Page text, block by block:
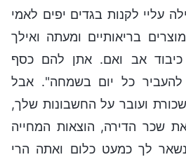
עליי לקנות בגדים יפים לאמי
בריאותיים ומעתה ואילך
כיבוד אב ואם. אתן להם כסף
להעביר כל יום בשמחה". אבל
ועובר על החשבונות שלך,
שכר הדירה, הוצאות המחייה
נשאר לך כמעט כלום ואתה הרי